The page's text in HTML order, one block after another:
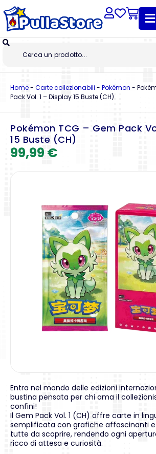
Home- Carte collezionabili - Pokémon -
Pack Vol. 1 – Display 15 Buste (CH)
Pokémon TCG – Gem Pack
15 Buste (CH)
99,99 €
Entra nel mondo delle edizioni
bustina pensata per chi ama il
confini!
Il Gem Pack Vol. 1 (CH) offre carte in
semplificata con grafiche affascinanti
tutte da scoprire, rendendo ogni
ricco di attesa e curiosità.